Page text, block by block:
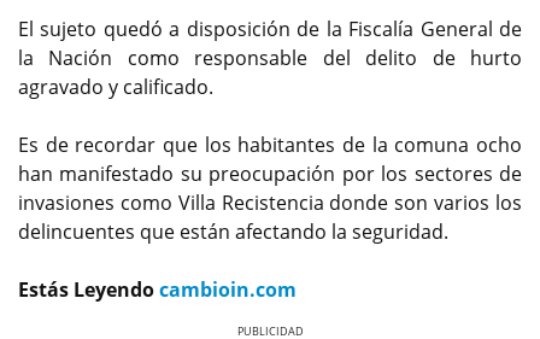
El sujeto quedó a disposición de la Fiscalía General de
la Nación como responsable del delito de hurto
agravado y calificado.
Es de recordar que los habitantes de la comuna ocho
han manifestado su preocupación por los sectores de
invasiones como Villa Recistencia donde son varios los
delincuentes que están afectando la seguridad.
Estás Leyendocambioin.com